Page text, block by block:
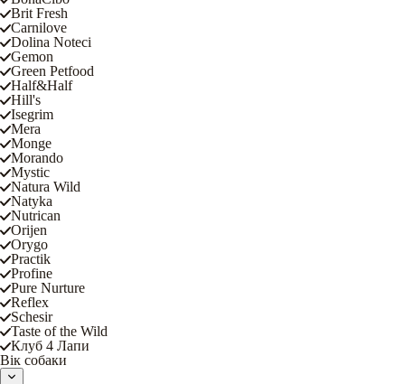
Brit Fresh
Carnilove
Dolina Noteci
Gemon
Green Petfood
Half&Half
Hill's
Isegrim
Mera
Monge
Morando
Mystic
Natura Wild
Natyka
Nutrican
Orijen
Orygo
Practik
Profine
Pure Nurture
Reflex
Schesir
Taste of the Wild
Клуб 4 Лапи
Вік собаки